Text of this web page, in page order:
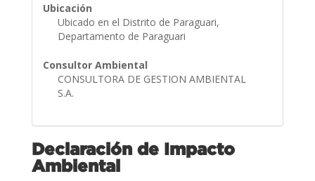
Ubicación
Ubicado en el Distrito de Paraguari,
Departamento de Paraguari
Consultor Ambiental
CONSULTORA DE GESTION AMBIENTAL
S.A.
Declaración de Impacto
Ambiental